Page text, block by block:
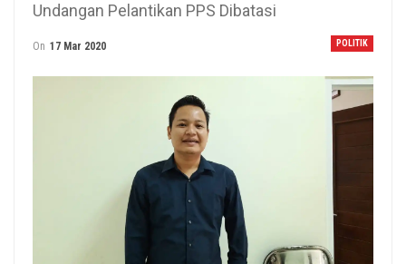
Undangan Pelantikan PPS Dibatasi
POLITIK
On 17 Mar 2020